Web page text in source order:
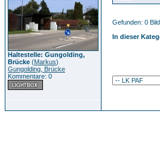
Haltestelle: Gungolding,
Brücke (Markus)
Gungolding, Brücke
Kommentare: 0
Gefunden: 0
In dieser